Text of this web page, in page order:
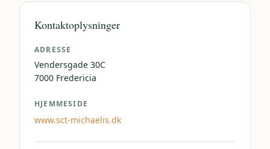
Kontaktoplysninger
ADRESSE
Vendersgade 30C
7000 Fredericia
HJEMMESIDE
www.sct-michaelis.dk